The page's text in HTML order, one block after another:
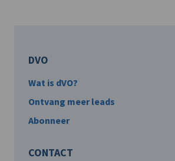
DVO
Wat is dVO?
Ontvang meer leads
Abonneer
CONTACT